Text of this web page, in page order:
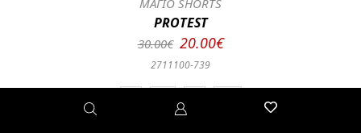
ΜΑΓΙΟ SHORTS
PROTEST
30.00€ 20.00€
2711100-739